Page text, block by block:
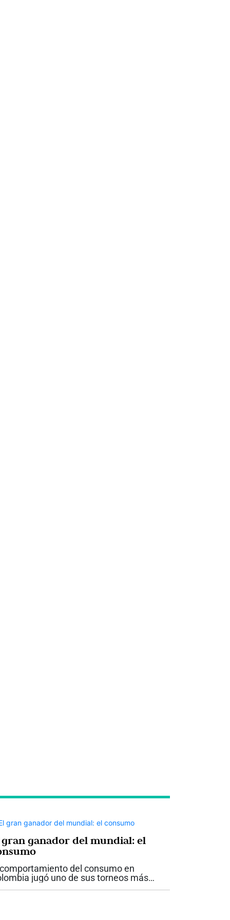
gran ganador del mundial: el
del consumo en
jugó uno de sus torneos más
durante este mundial 2026 y